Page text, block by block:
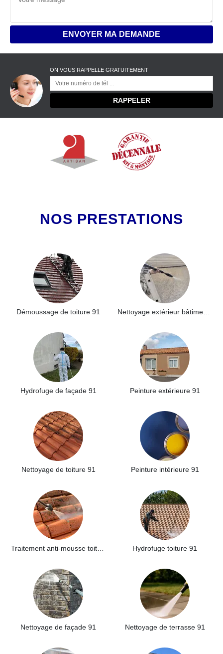
ON VOUS RAPPELLE GRATUITEMENT
NOS PRESTATIONS
Démoussage de toiture 91
Hydrofuge de façade 91 Peinture extérieure 91
Nettoyage de toiture 91 Peinture intérieure 91
Hydrofuge toiture 91
Nettoyage de façade 91 Nettoyage de terrasse 91